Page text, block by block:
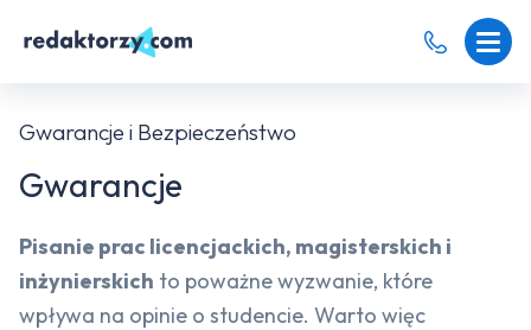
Gwarancje i Bezpieczeństwo
Gwarancje
Pisanie prac licencjackich, magisterskich i
inżynierskich to poważne wyzwanie, które
wpływa na opinie o studencie. Warto więc